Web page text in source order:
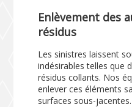
Enlèvement des
résidus
Les sinistres laissent
indésirables telles que
résidus collants. Nos
enlever ces éléments
surfaces sous-jacentes.